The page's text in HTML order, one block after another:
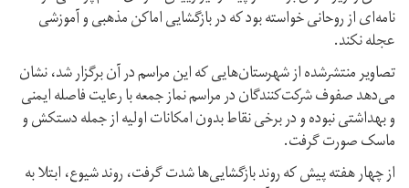
نامه‌ای از روحانی خواسته بود که در بازگشایی اماکن مذهبی و آموزشی
عجله نکند.
تصاویر منتشرشده از شهرستان‌هایی که این مراسم در آن برگزار شد، نشان
می‌دهد صفوف شرکت‌کنندگان در مراسم نماز جمعه با رعایت فاصله ایمنی
و بهداشتی نبوده و در برخی نقاط بدون امکانات اولیه از جمله دستکش و
ماسک صورت گرفت.
از چهار هفته پیش که روند بازگشایی‌ها شدت گرفت، روند شیوع، ابتلا به